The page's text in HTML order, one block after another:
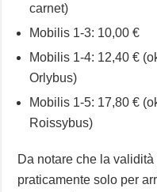
carnet)
Mobilis 1-3: 10,00 €
Mobilis 1-4: 12,40 €
Orlybus)
Mobilis 1-5: 17,80 €
Roissybus)
Da notare che la
praticamente solo per